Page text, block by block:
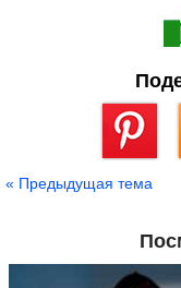
« Предыдущая тема